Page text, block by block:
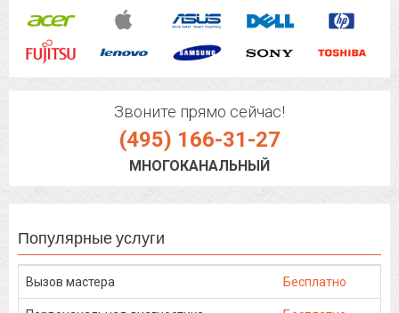
Звоните прямо сейчас!
(495) 166-31-27
МНОГОКАНАЛЬНЫЙ
Популярные услуги
Вызов мастера Бесплатно